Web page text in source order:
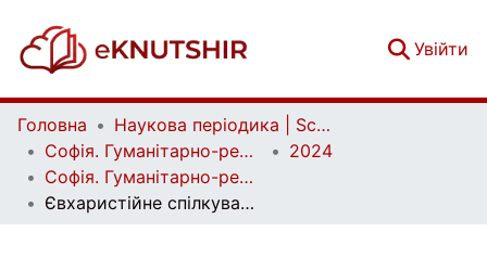
Увійти
Головна
Наукова періодика | Scientific periodicals
Софія. Гуманітарно-релігієзнавчий вісник | Sophia. Human and Religious Studies Bulletin
2024
Софія. Гуманітарно-релігієзнавчий вісник. № 1 (23)
Євхаристійне спілкування як засіб єдності помісних церков: історико-релігійний контекст